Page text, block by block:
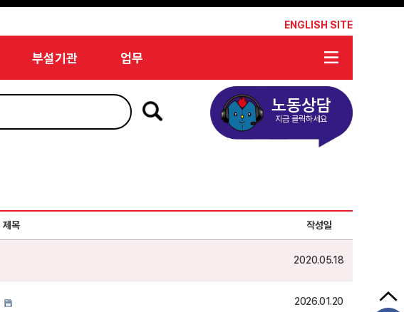
ENGLISH SITE
부설기관 업무
노동상담
지금 클릭하세요
제목 작성일
2020.05.18
2026.01.20